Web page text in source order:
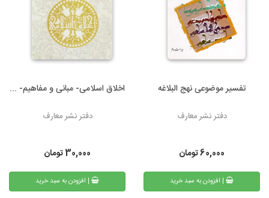
تفسیر موضوعی نهج البلاغه
دفتر نشر معارف
60,000تومان
| افزودن به سبد خرید
اخلاق اسلامی- مبانی و مفاهیم- ...
دفتر نشر معارف
30,000تومان
| افزودن به سبد خرید